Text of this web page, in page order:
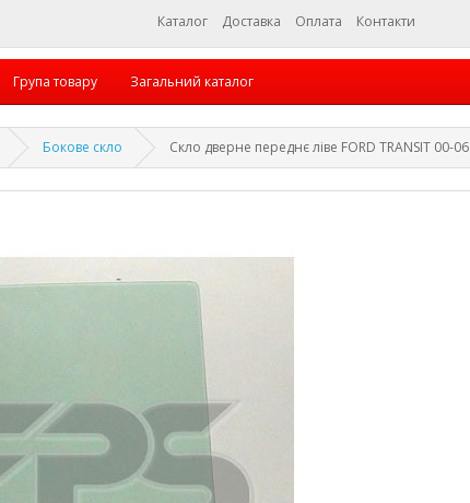
Каталог Доставка Оплата Контакти
Група товару Загальний каталог
Бокове скло Скло дверне переднє ліве FORD TRANSIT 00-06